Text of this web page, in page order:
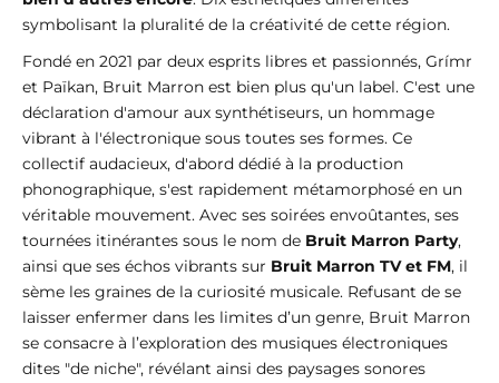
symbolisant la pluralité de la créativité de cette région.
Fondé en 2021 par deux esprits libres et passionnés, Grímr
et Païkan, Bruit Marron est bien plus qu'un label. C'est une
déclaration d'amour aux synthétiseurs, un hommage
vibrant à l'électronique sous toutes ses formes. Ce
collectif audacieux, d'abord dédié à la production
phonographique, s'est rapidement métamorphosé en un
véritable mouvement. Avec ses soirées envoûtantes, ses
tournées itinérantes sous le nom de Bruit Marron Party,
ainsi que ses échos vibrants sur Bruit Marron TV et FM, il
sème les graines de la curiosité musicale. Refusant de se
laisser enfermer dans les limites d’un genre, Bruit Marron
se consacre à l’exploration des musiques électroniques
dites "de niche", révélant ainsi des paysages sonores